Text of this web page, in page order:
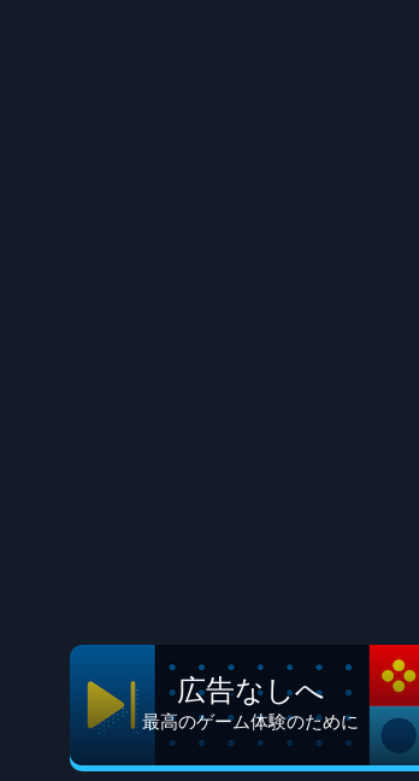
広告なしへ
最高のゲーム体験のために